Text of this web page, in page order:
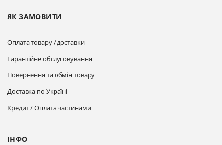
ЯК ЗАМОВИТИ
Оплата товару / доставки
Гарантійне обслуговування
Повернення та обмін товару
Доставка по Україні
Кредит / Оплата частинами
ІНФО